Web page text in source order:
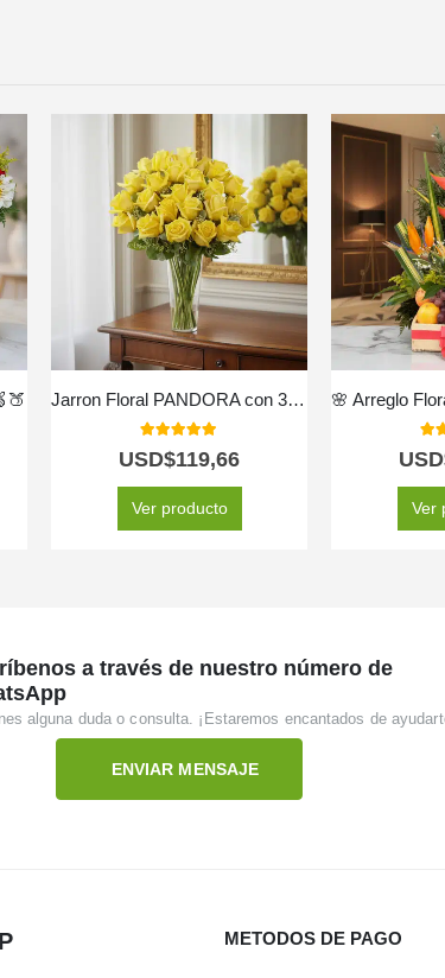
Jarron Floral PANDORA con 36 Rosas de Lujo y Frescura ⚜️
USD$119,66
Ver producto Ver
a través de nuestro número de
alguna duda o consulta. ¡Estaremos encantados de
ENVIAR MENSAJE
METODOS DE PAGO